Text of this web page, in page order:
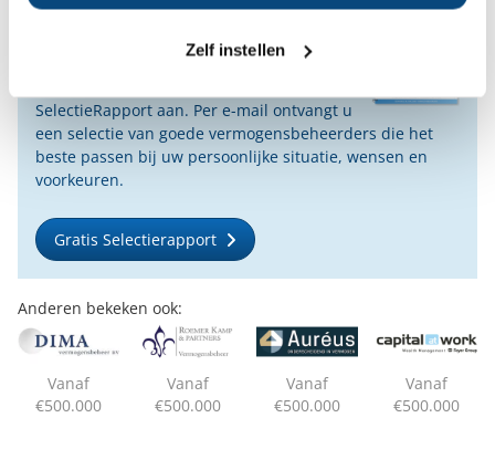
Zelf instellen
vermogensbeheerder?
Bent u op zoek naar de voor u beste
vermogensbeheerder?
SelectieRapport aan. Per e-mail ontvangt u
een selectie van goede vermogensbeheerders die het
beste passen bij uw persoonlijke situatie, wensen en
voorkeuren.
Gratis Selectierapport
Anderen bekeken ook:
Vanaf
€500.000
Vanaf
€500.000
Vanaf
€500.000
Vanaf
€500.000